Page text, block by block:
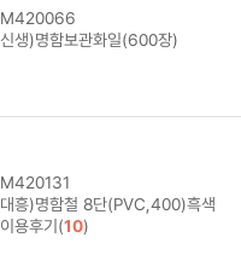
M420066
신생)명함보관화일(600장)
M420131
대흥)명함철 8단(PVC,400)흑색
이용후기(10)